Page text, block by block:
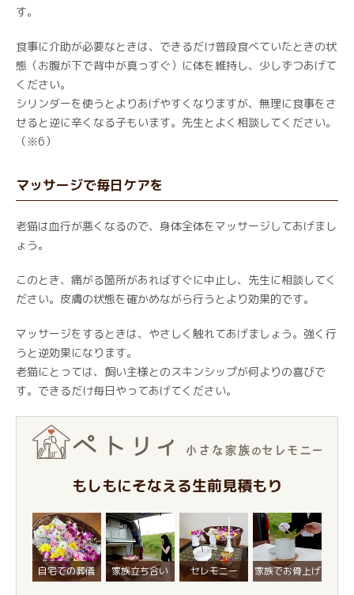
す。
食事に介助が必要なときは、できるだけ普段食べていたときの状
態（お腹が下で背中が真っすぐ）に体を維持し、少しずつあげて
ください。
シリンダーを使うとよりあげやすくなりますが、無理に食事をさ
せると逆に辛くなる子もいます。先生とよく相談してください。
（※6）
マッサージで毎日ケアを
老猫は血行が悪くなるので、身体全体をマッサージしてあげまし
ょう。
このとき、痛がる箇所があればすぐに中止し、先生に相談してく
ださい。皮膚の状態を確かめながら行うとより効果的です。
マッサージをするときは、やさしく触れてあげましょう。強く行
うと逆効果になります。
老猫にとっては、飼い主様とのスキンシップが何よりの喜びで
す。できるだけ毎日やってあげてください。
もしもにそなえる生前見積もり
自宅での葬儀 家族立ち合い セレモニー 家族でお骨上げ